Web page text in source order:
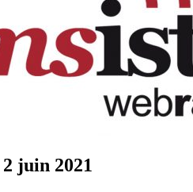
2 juin 2021